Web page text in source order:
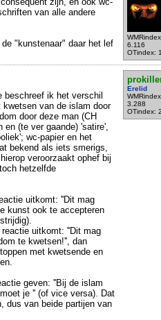
6.116
OTindex:
van alle andere
"kunstenaar" daar het lef
Erelid
3.288
OTindex:
ik het verschil
van de islam door
door deze man (CH
en (te ver gaande) 'satire',
wc-papier en het
bekend als iets smerigs,
veroorzaakt ophef bij
hetzelfde
uitkomt: ''Dit mag
kunst ook te accepteren
uitkomt: ''Dit mag
te kwetsen!'', dan
met kwetsende en
geven: ''Bij de islam
je '' (of vice versa). Dat
dus van beide partijen van